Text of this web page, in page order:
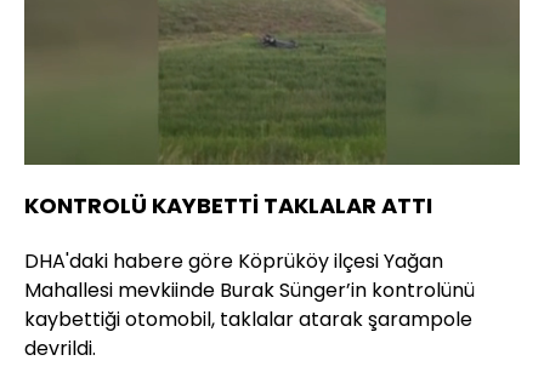
Aç
Yüklendi
100.00%
Hızı
KONTROLÜ KAYBETTİ TAKLALAR ATTI
DHA'daki habere göre Köprüköy ilçesi Yağan
Mahallesi mevkiinde Burak Sünger’in kontrolünü
kaybettiği otomobil, taklalar atarak şarampole
devrildi.